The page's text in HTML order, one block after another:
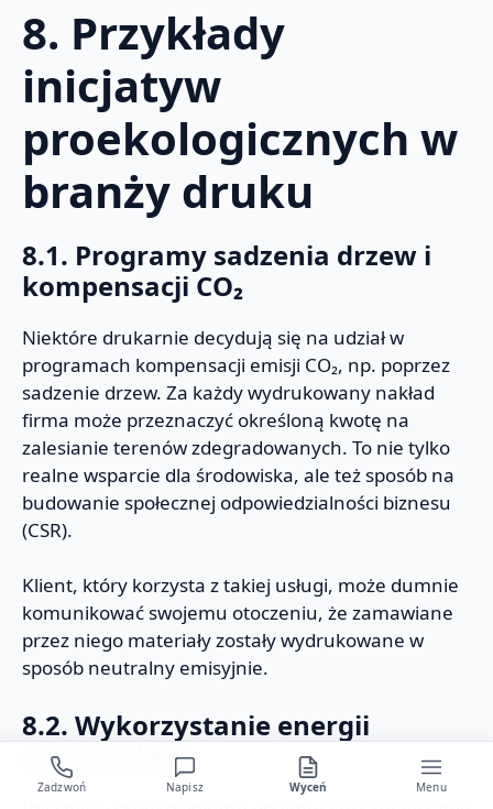
8. Przykłady
inicjatyw
proekologicznych w
branży druku
8.1. Programy sadzenia drzew i
kompensacji CO₂
Niektóre drukarnie decydują się na udział w
programach kompensacji emisji CO₂, np. poprzez
sadzenie drzew. Za każdy wydrukowany nakład
firma może przeznaczyć określoną kwotę na
zalesianie terenów zdegradowanych. To nie tylko
realne wsparcie dla środowiska, ale też sposób na
budowanie społecznej odpowiedzialności biznesu
(CSR).
Klient, który korzysta z takiej usługi, może dumnie
komunikować swojemu otoczeniu, że zamawiane
przez niego materiały zostały wydrukowane w
sposób neutralny emisyjnie.
8.2. Wykorzystanie energii
odnawialnej
Zadzwoń Napisz Wyceń Menu